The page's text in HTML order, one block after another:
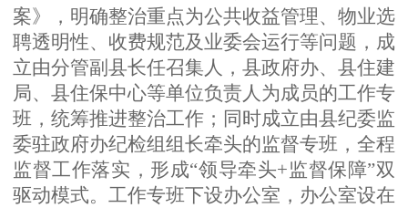
案》，明确整治重点为公共收益管理、物业选
聘透明性、收费规范及业委会运行等问题，成
立由分管副县长任召集人，县政府办、县住建
局、县住保中心等单位负责人为成员的工作专
班，统筹推进整治工作；同时成立由县纪委监
委驻政府办纪检组组长牵头的监督专班，全程
监督工作落实，形成“领导牵头+监督保障”双
驱动模式。工作专班下设办公室，办公室设在